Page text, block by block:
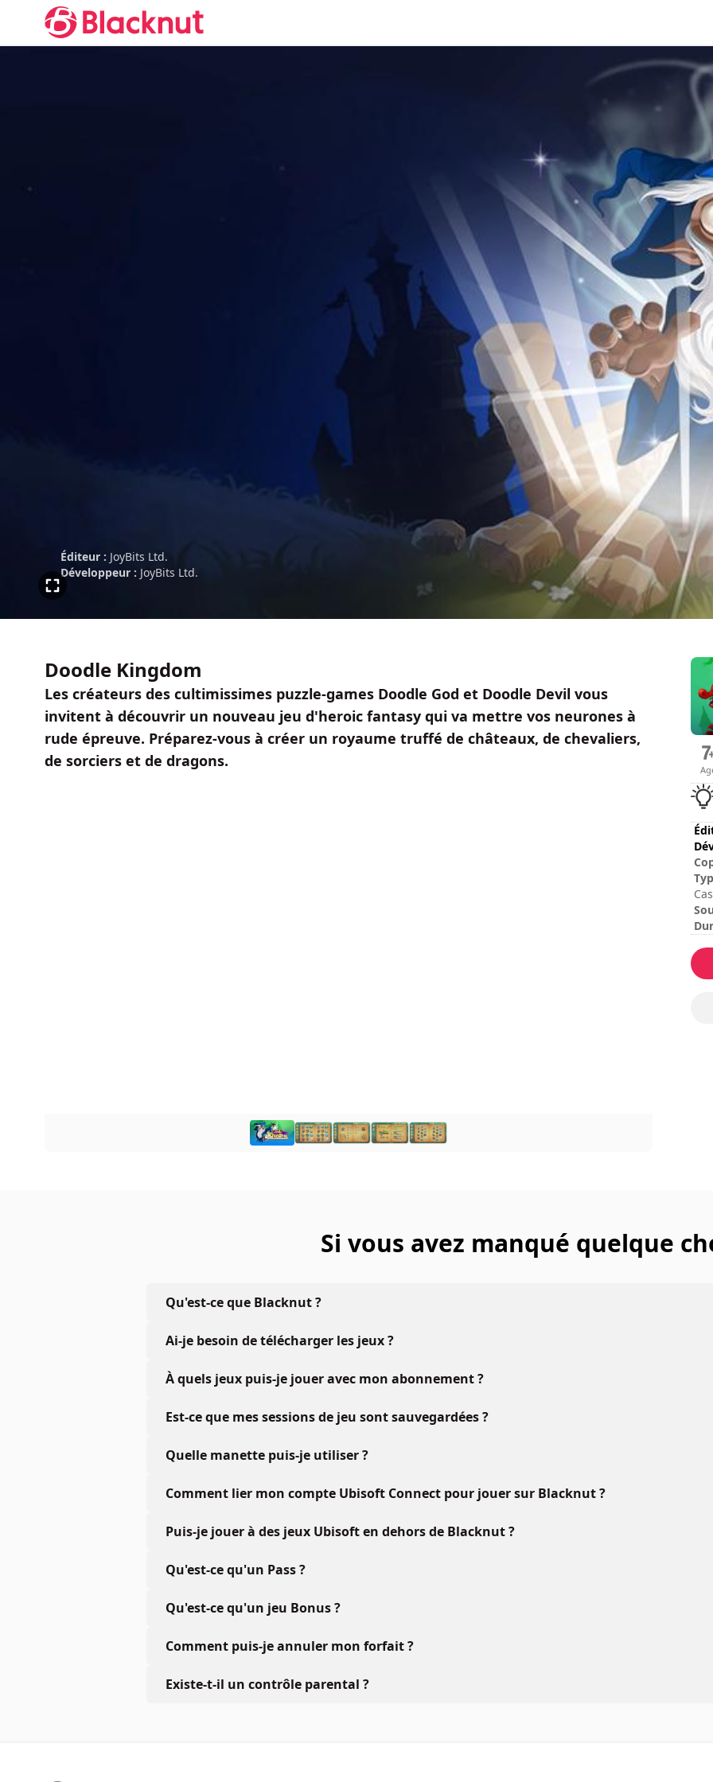
Éditeur : JoyBits Ltd.
Développeur : JoyBits Ltd.
Doodle Kingdom
Les créateurs des cultimissimes puzzle-games Doodle God et Doodle Devil vous
invitent à découvrir un nouveau jeu d'heroic fantasy qui va mettre vos neurones à
rude épreuve. Préparez-vous à créer un royaume truffé de châteaux, de chevaliers,
de sorciers et de dragons.
Si vous avez manqué quelque
Qu'est-ce que Blacknut ?
Ai-je besoin de télécharger les jeux ?
À quels jeux puis-je jouer avec mon abonnement ?
Est-ce que mes sessions de jeu sont sauvegardées ?
Quelle manette puis-je utiliser ?
Comment lier mon compte Ubisoft Connect pour jouer sur Blacknut ?
Puis-je jouer à des jeux Ubisoft en dehors de Blacknut ?
Qu'est-ce qu'un Pass ?
Qu'est-ce qu'un jeu Bonus ?
Comment puis-je annuler mon forfait ?
Existe-t-il un contrôle parental ?